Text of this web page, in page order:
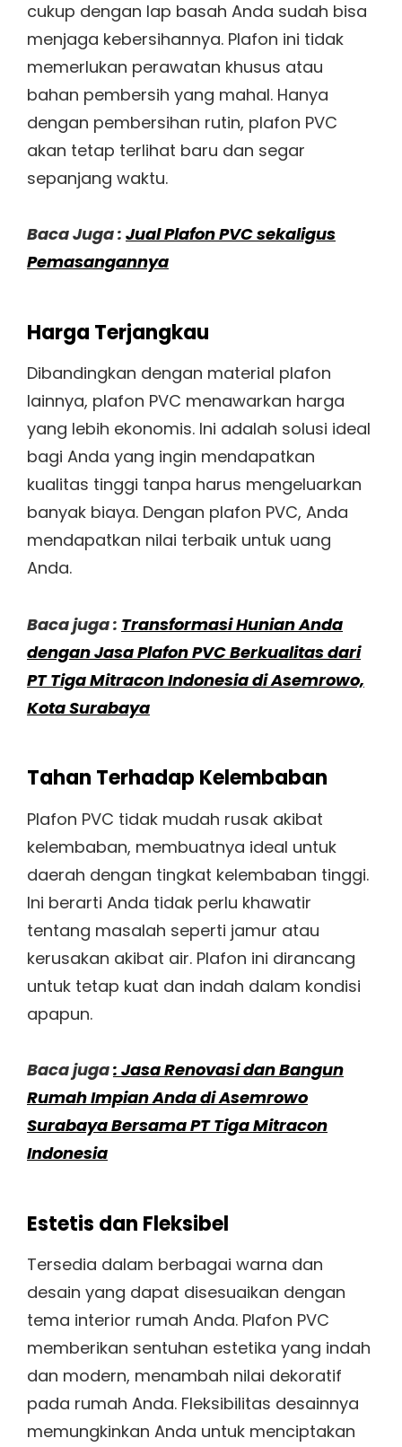
cukup dengan lap basah Anda sudah bisa
menjaga kebersihannya. Plafon ini tidak
memerlukan perawatan khusus atau
bahan pembersih yang mahal. Hanya
dengan pembersihan rutin, plafon PVC
akan tetap terlihat baru dan segar
sepanjang waktu.
Baca Juga : Jual Plafon PVC sekaligus
Pemasangannya
Harga Terjangkau
Dibandingkan dengan material plafon
lainnya, plafon PVC menawarkan harga
yang lebih ekonomis. Ini adalah solusi ideal
bagi Anda yang ingin mendapatkan
kualitas tinggi tanpa harus mengeluarkan
banyak biaya. Dengan plafon PVC, Anda
mendapatkan nilai terbaik untuk uang
Anda.
Baca juga : Transformasi Hunian Anda
dengan Jasa Plafon PVC Berkualitas dari
PT Tiga Mitracon Indonesia di Asemrowo,
Kota Surabaya
Tahan Terhadap Kelembaban
Plafon PVC tidak mudah rusak akibat
kelembaban, membuatnya ideal untuk
daerah dengan tingkat kelembaban tinggi.
Ini berarti Anda tidak perlu khawatir
tentang masalah seperti jamur atau
kerusakan akibat air. Plafon ini dirancang
untuk tetap kuat dan indah dalam kondisi
apapun.
Baca juga: Jasa Renovasi dan Bangun
Rumah Impian Anda di Asemrowo
Surabaya Bersama PT Tiga Mitracon
Indonesia
Estetis dan Fleksibel
Tersedia dalam berbagai warna dan
desain yang dapat disesuaikan dengan
tema interior rumah Anda. Plafon PVC
memberikan sentuhan estetika yang indah
dan modern, menambah nilai dekoratif
pada rumah Anda. Fleksibilitas desainnya
memungkinkan Anda untuk menciptakan